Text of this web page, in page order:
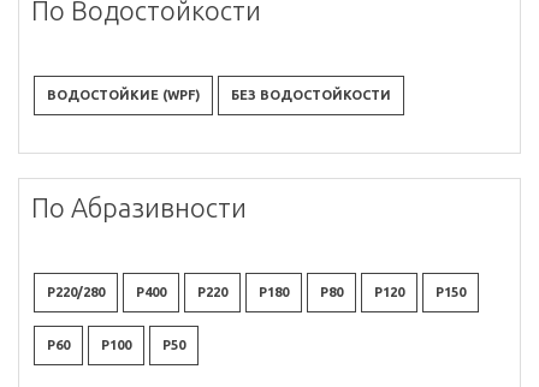
По Водостойкости
ВОДОСТОЙКИЕ (WPF) БЕЗ ВОДОСТОЙКОСТИ
По Абразивности
P220/280 P400 P220 P180 P80 P120 P150
P60 P100 P50